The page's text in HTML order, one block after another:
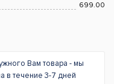
699.00
Вам товара - мы
в течение 3-7 дней